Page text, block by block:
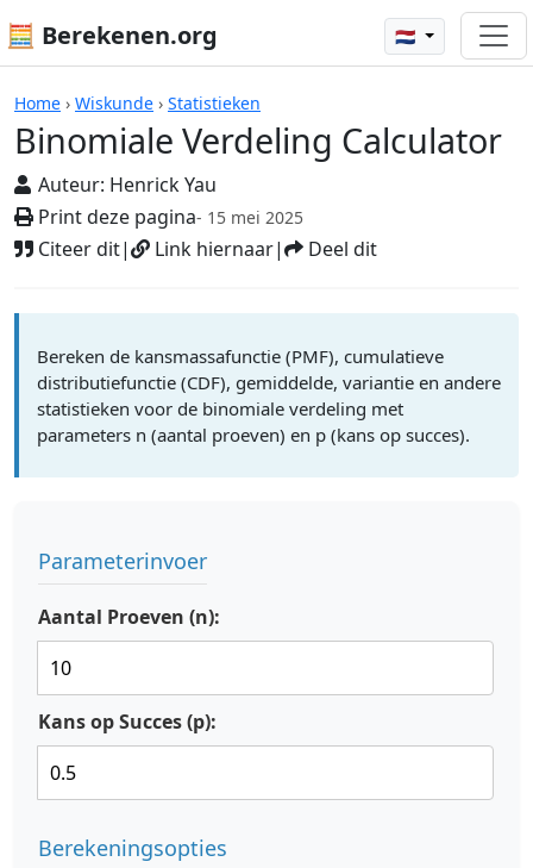
🧮 Berekenen.org 🇳🇱
Home › Wiskunde › Statistieken
Binomiale Verdeling Calculator
Auteur: Henrick Yau
Print deze pagina- 15 mei 2025
Citeer dit| Link hiernaar| Deel dit
Rekenmachines
Bereken de kansmassafunctie (PMF), cumulatieve
distributiefunctie (CDF), gemiddelde, variantie en andere
statistieken voor de binomiale verdeling met
parameters n (aantal proeven) en p (kans op succes).
Parameterinvoer
Aantal Proeven (n):
Kans op Succes (p):
Berekeningsopties